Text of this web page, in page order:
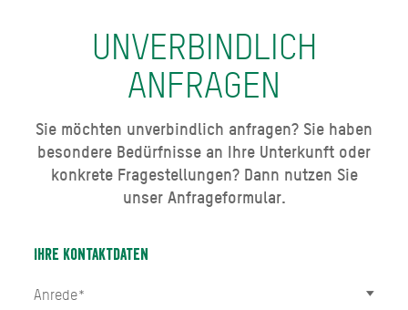
UNVERBINDLICH
ANFRAGEN
Sie möchten unverbindlich anfragen? Sie haben
besondere Bedürfnisse an Ihre Unterkunft oder
konkrete Fragestellungen? Dann nutzen Sie
unser Anfrageformular.
Ihre Kontaktdaten